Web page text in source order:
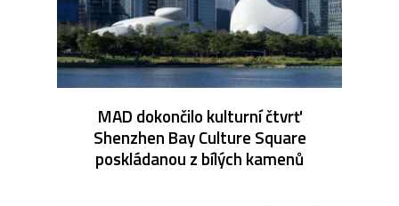
MAD dokončilo kulturní čtvrť
Shenzhen Bay Culture Square
poskládanou z bílých kamenů